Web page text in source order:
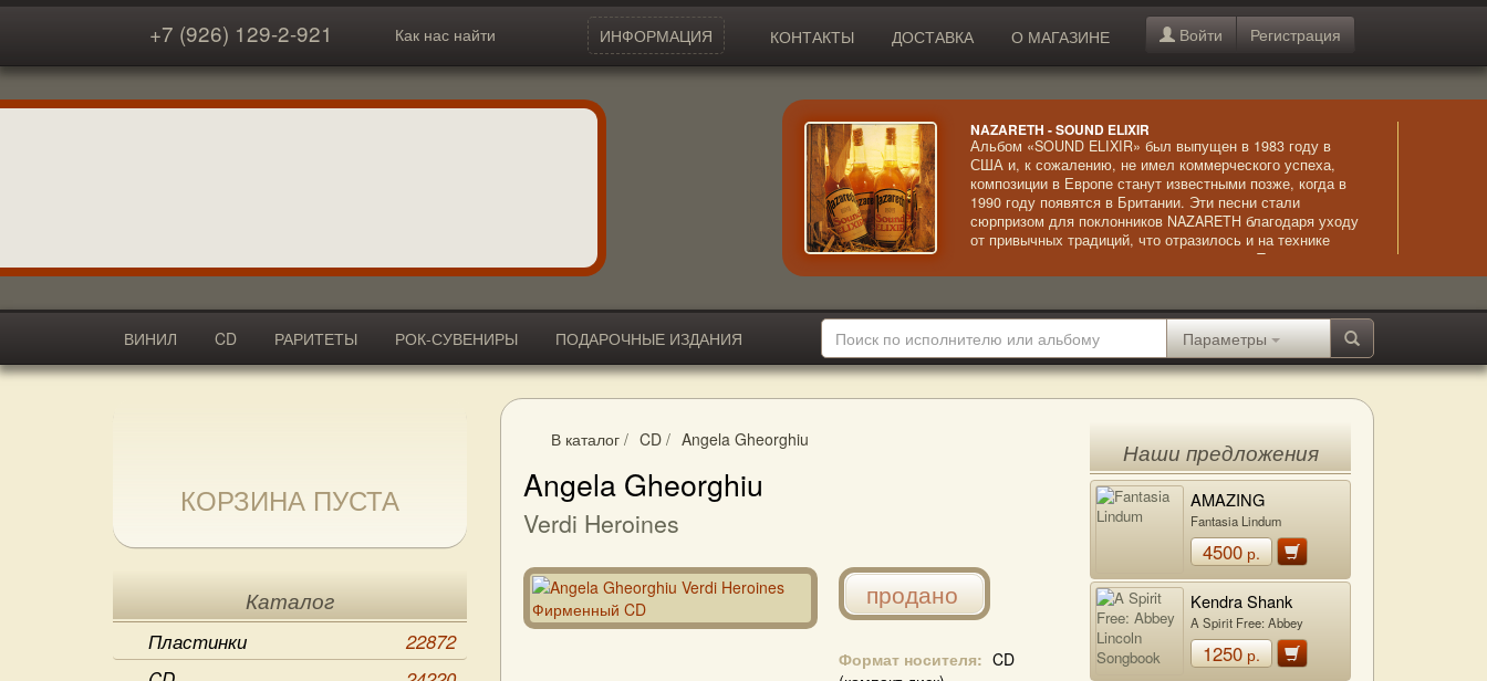
+7 (926) 129-2-921 Как нас найти ИНФОРМАЦИЯ КОНТАКТЫ ДОСТАВКА О МАГАЗИНЕ Войти Регистрация
NAZARETH - SOUND ELIXIR
Альбом «SOUND ELIXIR» был выпущен в 1983 году в
США и, к сожалению, не имел коммерческого успеха,
композиции в Европе станут известными позже, когда в
1990 году появятся в Британии. Эти песни стали
сюрпризом для поклонников NAZARETH благодаря уходу
от привычных традиций, что отразилось и на технике
исполнения, и на артистических приемах. Тем не менее,
многие песни стали хитами, в том числе «Why Don’t You
пользуются повышенным вниманием слушателей –
яркие, оригинальные, актуальные во все времена.
ВИНИЛ CD РАРИТЕТЫ РОК-СУВЕНИРЫ
ПОДАРОЧНЫЕ ИЗДАНИЯ
АКСЕССУАРЫ
Параметры
КОРЗИНА ПУСТА
Каталог
Пластинки
22872
В каталог / CD / Angela Gheorghiu
Angela Gheorghiu
Verdi Heroines
продано
Формат носителя: CD
Наши предложения
AMAZING
BLONDEL
Fantasia Lindum
4500р.
Kendra Shank
A Spirit Free: Abbey
Lincoln Songbook
1250р.